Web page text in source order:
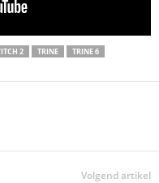
2 TRINE
TRINE 6
Volgend artikel